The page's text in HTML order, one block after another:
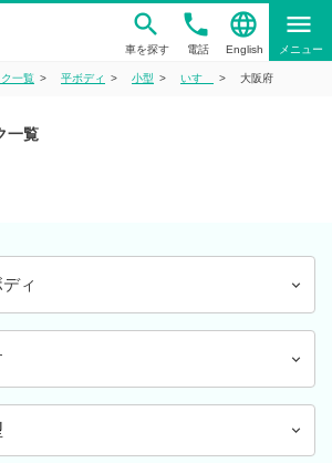
車を探す
phone
電話
language
English
menu
メニュー
一覧 平ボディ 小型 いすゞ 大阪府
一覧
ィ